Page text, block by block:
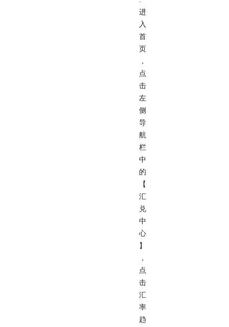
进
入
首
页
，
点
击
左
侧
导
航
栏
中
的
【
汇
兑
中
心
】
，
点
击
汇
率
趋